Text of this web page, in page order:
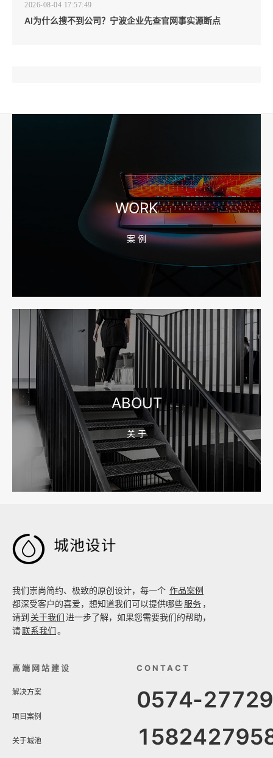
2026-08-04 17:57:49
AI为什么搜不到公司？宁波企业先查官网事实源断点
宁波高端网站建设公司推荐，移动端验收别放到最后
宁波网站建设报价怎么看？合同、源码和后台要先写清
2026-08-04 17:55:09
宁波制造业网站建设公司怎么选？先看产品询盘字段
2026-08-02 17:58:44
工厂短视频拍摄后，怎样放进官网帮助客户判断实力
WORK
案 例
ABOUT
关 于

我们崇尚简约、极致的原创设计，每一个 作品案例
都深受客户的喜爱，想知道我们可以提供哪些服务 ，
请到 关于我们进一步了解，如果您需要我们的帮助，
请联系我们。
高端网站建设
解决方案
项目案例
关于城池
CONTACT
0574-